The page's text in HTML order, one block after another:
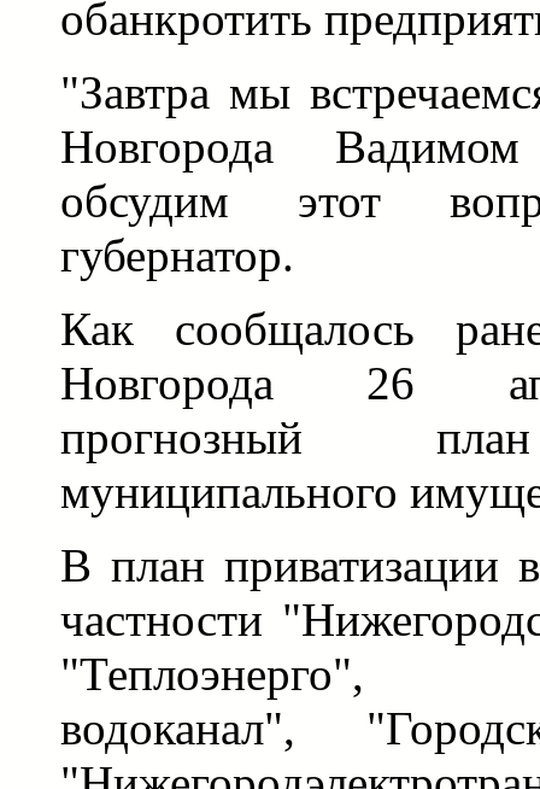
обанкротить
"Завтра мы
Новгорода
обсудим этот
губернатор.
Как сообщалось
Новгорода 26
прогнозный
муниципального
В план
частности
"Теплоэнерго",
водоканал",